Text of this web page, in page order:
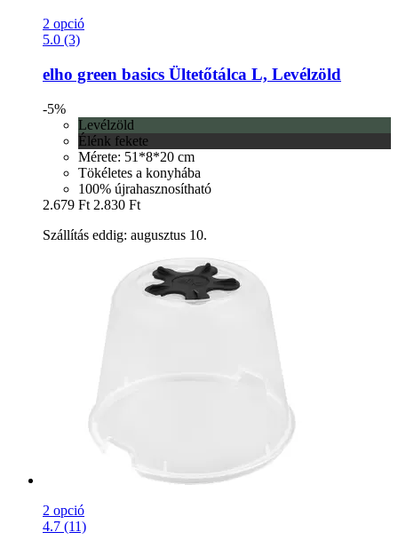
2 opció
5.0 (3)
elho green basics Ültetőtálca L, Levélzöld
-5%
Levélzöld
Élénk fekete
Mérete: 51*8*20 cm
Tökéletes a konyhába
100% újrahasznosítható
2.679 Ft 2.830 Ft
Szállítás eddig: augusztus 10.
2 opció
4.7 (11)